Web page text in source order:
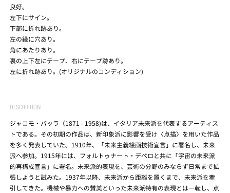
良好。
左下にサイン。
下部に折れ跡あり。
左の縁に穴あり。
角にあたりあり。
裏の上下左にテープ、右にテープ跡あり。
左に折れ跡あり。(オリジナルのコンディション)
DESCRIPTION
ジャコモ・バッラ（1871 - 1958)は、イタリア未来派を代表するアーティス
トである。その初期の作品は、新印象派に影響を受け〈点描〉を用いた作品
を多く発表していた。1910年、「未来主義絵画技術宣言」に署名し、未来
派へ参加。1915年には、フォルトゥナート・デペロと共に「宇宙の未来派
的再構成宣言」に署名。未来派的表現を、芸術の分野のみならず日常まで拡
張しようと試みた。1937年以降、未来派から距離を置くまで、未来派を牽
引してきた。機械や暴力への賛美といった未来派特有の表現とは一転し、点